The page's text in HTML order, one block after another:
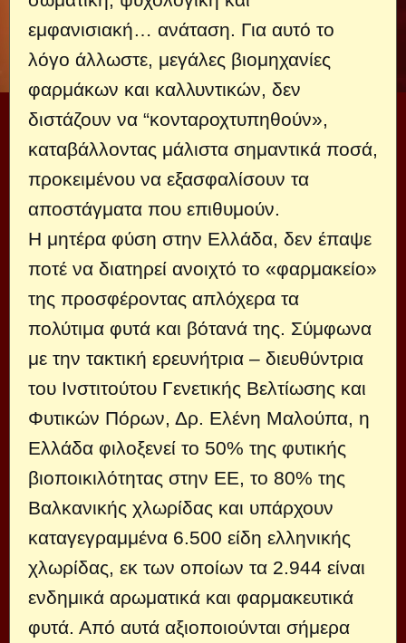
εμφανισιακή… ανάταση. Για αυτό το
λόγο άλλωστε, μεγάλες βιομηχανίες
φαρμάκων και καλλυντικών, δεν
διστάζουν να “κονταροχτυπηθούν»,
καταβάλλοντας μάλιστα σημαντικά ποσά,
προκειμένου να εξασφαλίσουν τα
αποστάγματα που επιθυμούν.
Η μητέρα φύση στην Ελλάδα, δεν έπαψε
ποτέ να διατηρεί ανοιχτό το «φαρμακείο»
της προσφέροντας απλόχερα τα
πολύτιμα φυτά και βότανά της. Σύμφωνα
με την τακτική ερευνήτρια – διευθύντρια
του Ινστιτούτου Γενετικής Βελτίωσης και
Φυτικών Πόρων, Δρ. Ελένη Μαλούπα, η
Ελλάδα φιλοξενεί το 50% της φυτικής
βιοποικιλότητας στην ΕΕ, το 80% της
Βαλκανικής χλωρίδας και υπάρχουν
καταγεγραμμένα 6.500 είδη ελληνικής
χλωρίδας, εκ των οποίων τα 2.944 είναι
ενδημικά αρωματικά και φαρμακευτικά
φυτά. Από αυτά αξιοποιούνται σήμερα